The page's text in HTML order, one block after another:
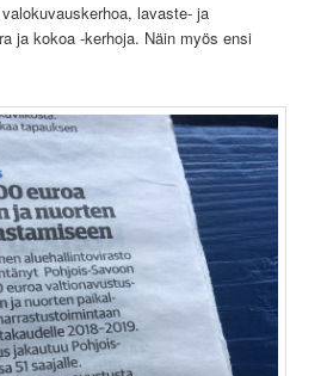
lavaste- ja
ja kokoa -kerhoja. Näin myös ensi